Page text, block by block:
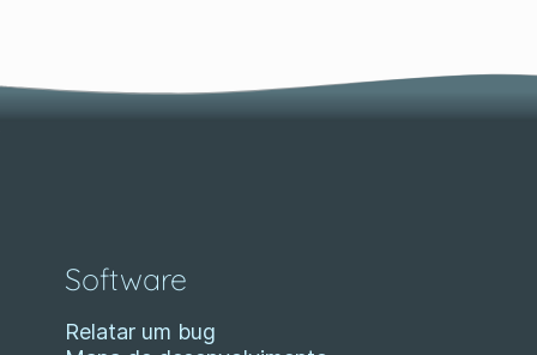
Software
Relatar um bug